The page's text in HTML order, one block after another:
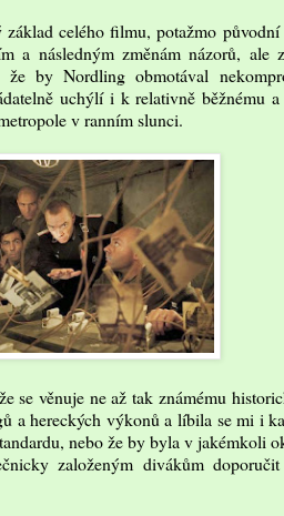
celého filmu, potažmo
a následným změnám názorů,
by Nordling obmotával
uchýlí i k relativně běžnému
v ranním slunci.
se věnuje ne až tak známému
a hereckých výkonů a líbila se mi i
nebo že by byla v jakémkoli
založeným divákům